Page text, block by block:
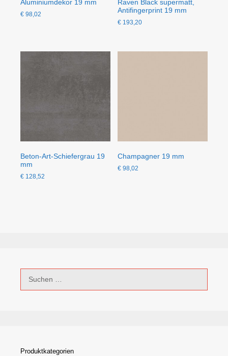
Aluminiumdekor 19 mm
€ 98,02
Raven Black supermatt,
Antifingerprint 19 mm
€ 193,20
Beton-Art-Schiefergrau 19
mm
€ 128,52
Champagner 19 mm
€ 98,02
nach:
Produktkategorien